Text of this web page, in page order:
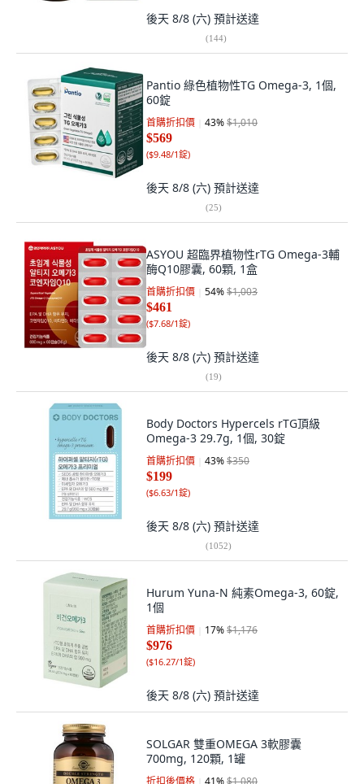
後天 8/8 (六) 預計送達
(144)
Pantio 綠色植物性TG Omega-3, 1個,
60錠
首購折扣價 43%$1,010
$569
($9.48/1錠)
後天 8/8 (六) 預計送達
(25)
ASYOU 超臨界植物性rTG Omega-3輔
酶Q10膠囊, 60顆, 1盒
首購折扣價 54%$1,003
$461
($7.68/1錠)
後天 8/8 (六) 預計送達
(19)
Body Doctors Hypercels rTG頂級
Omega-3 29.7g, 1個, 30錠
首購折扣價 43%$350
$199
($6.63/1錠)
後天 8/8 (六) 預計送達
(1052)
Hurum Yuna-N 純素Omega-3, 60錠,
1個
首購折扣價 17%$1,176
$976
($16.27/1錠)
後天 8/8 (六) 預計送達
SOLGAR 雙重OMEGA 3軟膠囊
700mg, 120顆, 1罐
折扣後價格 41%$1,080